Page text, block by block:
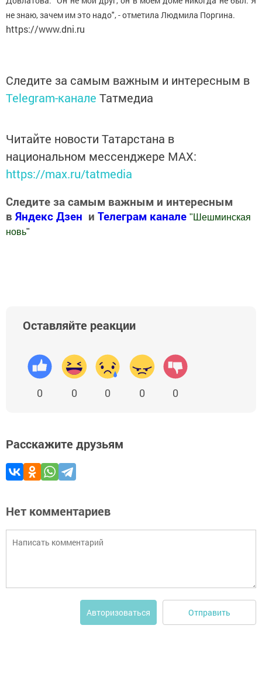
не знаю, зачем им это надо", - отметила Людмила Поргина.
https://www.dni.ru
Следите за самым важным и интересным в
Telegram-канале Татмедиа
Читайте новости Татарстана в
национальном мессенджере MАХ:
https://max.ru/tatmedia
Следите за самым важным и интересным
в Яндекс Дзен и Телеграм канале " Шешминская
новь"
Оставляйте реакции
0 0 0 0 0
Расскажите друзьям
Нет комментариев
Авторизоваться Отправить